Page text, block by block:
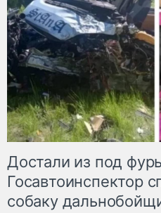
Достали из под
Госавтоинспектор
собаку